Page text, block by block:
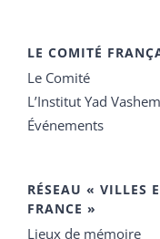
LE COMITÉ
Le Comité
L’Institut Yad Vashem
Événements
RÉSEAU « VILLES
FRANCE »
Lieux de mémoire